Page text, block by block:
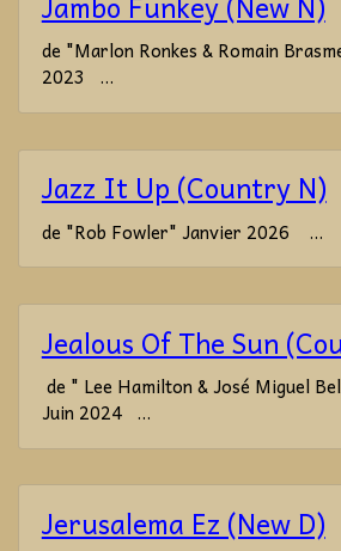
de "Marlon Ronkes & Romain
2023 ...
Jazz It Up (Country N)
de "Rob Fowler" Janvier 2026 ...
Jealous Of The Sun
de " Lee Hamilton & José Miguel
Juin 2024 ...
Jerusalema Ez (New D)